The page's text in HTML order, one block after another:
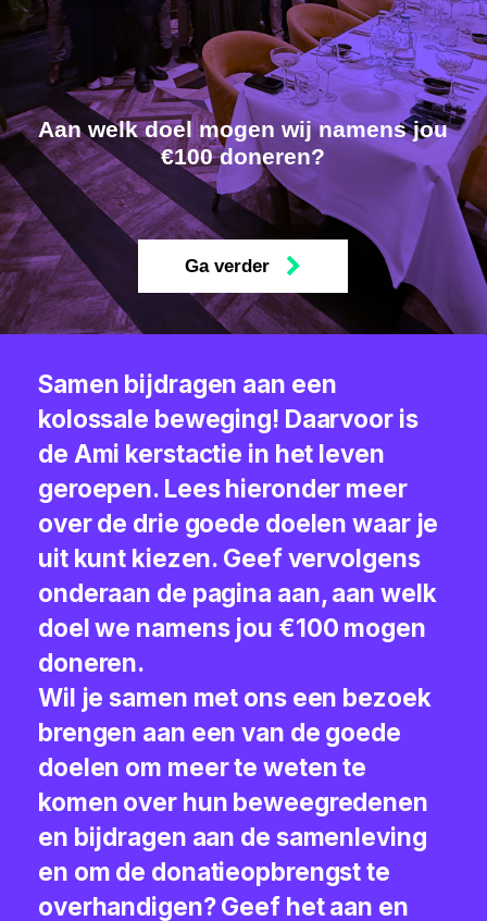
Aan welk doel mogen wij namens jou
€100 doneren?
Ga verder
Samen bijdragen aan een
kolossale beweging! Daarvoor is
de Ami kerstactie in het leven
geroepen. Lees hieronder meer
over de drie goede doelen waar je
uit kunt kiezen. Geef vervolgens
onderaan de pagina aan, aan welk
doel we namens jou €100 mogen
doneren.
Wil je samen met ons een bezoek
brengen aan een van de goede
doelen om meer te weten te
komen over hun beweegredenen
en bijdragen aan de samenleving
en om de donatieopbrengst te
overhandigen? Geef het aan en